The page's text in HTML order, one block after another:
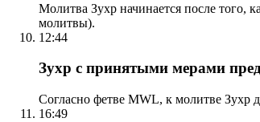
Молитва Зухр начинается после того,
молитвы).
12:44
Зухр с принятыми мерами
Согласно фетве MWL, к молитве Зухр
16:49